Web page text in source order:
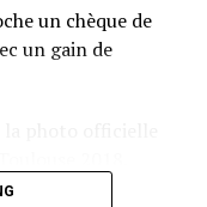
un chèque de
un gain de